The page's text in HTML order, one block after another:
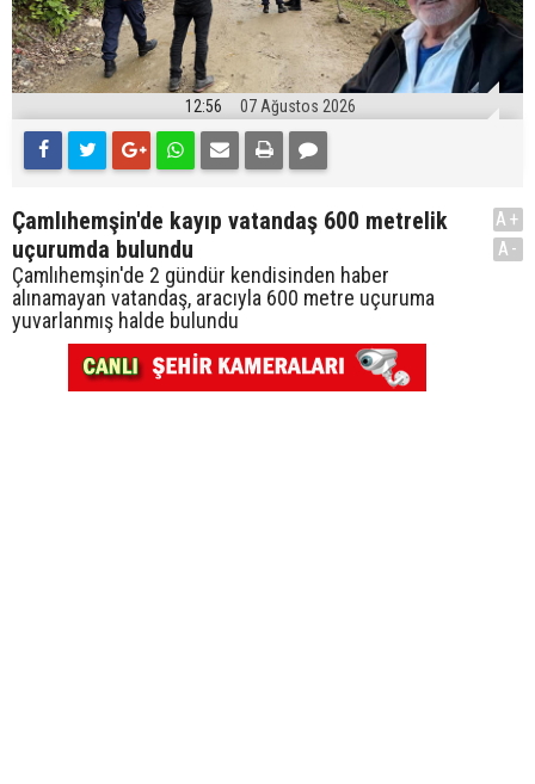
12:56 07 Ağustos 2026
Çamlıhemşin'de kayıp vatandaş 600 metrelik
uçurumda bulundu
Çamlıhemşin'de 2 gündür kendisinden haber
alınamayan vatandaş, aracıyla 600 metre uçuruma
yuvarlanmış halde bulundu
A+
A-